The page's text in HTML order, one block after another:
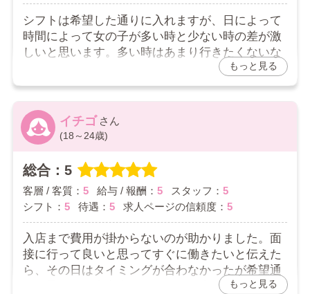
満足しています。個々に条件はあると思いますが
私には合っています
2026/03/21
口コミありがとうございます。
全体的にご満足を頂けているみたいで良かったです。
もっとご満足して頂けるようにもっと頑張っていきま
すので、ご要望などありましたら是非教えてくださ
い。今後ともよろしくお願いいたします。
シフトは希望した通りに入れますが、日によって
時間によって女の子が多い時と少ない時の差が激
しいと思います。多い時はあまり行きたくないな
と思いますが、多い時は忙しい感じはします。も
う少し女の子の出勤数がちょうど良い感じだとあ
りがたいです。
2026/03/17
口コミありがとうございます。
るようには努力しているですが・・・力不足でして。
女の子のモチベーションをあげられるような対応をし
ていくように常に心掛けております。今後とも何かあ
りましたらお気軽に教えてください。よろしくお願い
もっと見る
イチゴ
(18～24歳)
総合：5
客層 / 客質： 5 給与 / 報酬： 5 スタッフ： 5
シフト： 5 待遇： 5 求人ページの信頼度： 5
入店まで費用が掛からないのが助かりました。面
接に行って良いと思ってすぐに働きたいと伝えた
ら、その日はタイミングが合わなかったが希望通
りに早くお仕事出来ました。お仕事するまでスム
もっと見る